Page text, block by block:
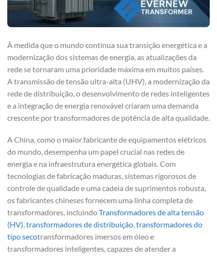
À medida que o mundo continua sua transição energética e a
modernização dos sistemas de energia, as atualizações da
rede se tornaram uma prioridade máxima em muitos países.
A transmissão de tensão ultra-alta (UHV), a modernização da
rede de distribuição, o desenvolvimento de redes inteligentes
e a integração de energia renovável criaram uma demanda
crescente por transformadores de potência de alta qualidade.
A China, como o maior fabricante de equipamentos elétricos
do mundo, desempenha um papel crucial nas redes de
energia e na infraestrutura energética globais. Com
tecnologias de fabricação maduras, sistemas rigorosos de
controle de qualidade e uma cadeia de suprimentos robusta,
os fabricantes chineses fornecem uma linha completa de
transformadores, incluindoTransformadores de alta tensão
(HV),transformadores de distribuição,transformadores do
tipo secotransformadores imersos em óleo e
transformadores inteligentes, capazes de atender a